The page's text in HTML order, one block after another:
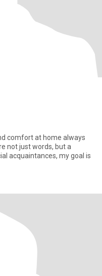
comfort at home always
not just words, but a
acquaintances, my goal is